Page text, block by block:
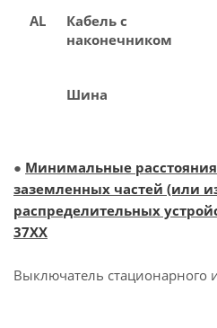
AL
Кабель с
наконечником
Шина
● Минимальные
заземленных частей (или
распределительных
37ХХ
Выключатель стационарного